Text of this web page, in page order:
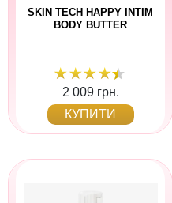
SKIN TECH HAPPY INTIM
BODY BUTTER
2 009 грн.
КУПИТИ